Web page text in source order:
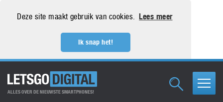
Deze site maakt gebruik van cookies. Lees meer
Ik snap het!
ALLES OVER DE NIEUWSTE SMARTPHONES!